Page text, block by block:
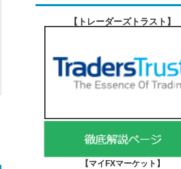
【トレーダーズトラスト 】
【マイFXマーケット 】